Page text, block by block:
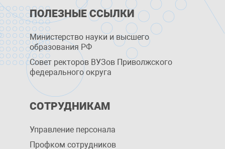
ПОЛЕЗНЫЕ ССЫЛКИ
Министерство науки и высшего
образования РФ
Совет ректоров ВУЗов Приволжского
федерального округа
СОТРУДНИКАМ
Управление персоналa
Профком сотрудников